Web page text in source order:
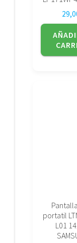
portatil
L01